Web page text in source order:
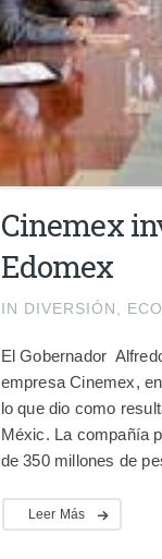
Cinemex
Edomex
IN DIVERSIÓN,
El Gobernador
empresa Cinemex,
lo que dio como
Méxic. La compañía
de 350 millones de
Leer Más